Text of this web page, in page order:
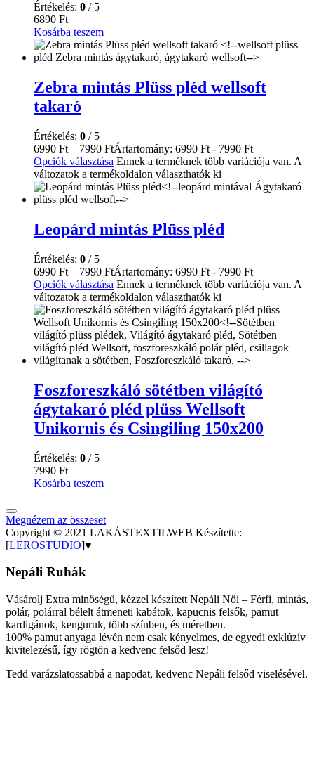
Értékelés: 0 / 5
6890 Ft
Kosárba teszem
Zebra mintás Plüss pléd wellsoft
takaró
Értékelés: 0 / 5
6990 Ft – 7990 FtÁrtartomány: 6990 Ft - 7990 Ft
Opciók választása Ennek a terméknek több variációja van. A
változatok a termékoldalon választhatók ki
Leopárd mintás Plüss pléd
Értékelés: 0 / 5
6990 Ft – 7990 FtÁrtartomány: 6990 Ft - 7990 Ft
Opciók választása Ennek a terméknek több variációja van. A
változatok a termékoldalon választhatók ki
Foszforeszkáló sötétben világító
ágytakaró pléd plüss Wellsoft
Unikornis és Csingiling 150x200
Értékelés: 0 / 5
7990 Ft
Kosárba teszem
Megnézem az összeset
Copyright © 2021 LAKÁSTEXTILWEB Készítette:
[LEROSTUDIO]♥
Nepáli Ruhák
Vásárolj Extra minőségű, kézzel készített Nepáli Női – Férfi, mintás,
polár, polárral bélelt átmeneti kabátok, kapucnis felsők, pamut
kardigánok, kenguruk, több színben, és méretben.
100% pamut anyaga lévén nem csak kényelmes, de egyedi exklúzív
kivitelezésű, így rögtön a kedvenc felsőd lesz!
Tedd varázslatossabbá a napodat, kedvenc Nepáli felsőd viselésével.